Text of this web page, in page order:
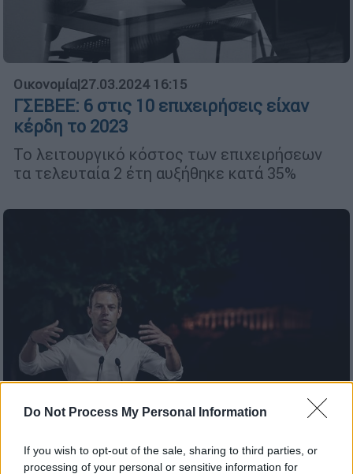
Do Not Process My Personal Information
If you wish to opt-out of the sale, sharing to third parties, or
processing of your personal or sensitive information for
Οικονομία|27.03.2024 16:15
ΓΣΕΒΕΕ: 6 στις 10 επιχειρήσεις είχαν
κέρδη το 2023
Το λειτουργικό κόστος των επιχειρήσεων
τα τελευταία 2 έτη αυξήθηκε κατά 35%
Πολιτική|23.09.2023 14:22